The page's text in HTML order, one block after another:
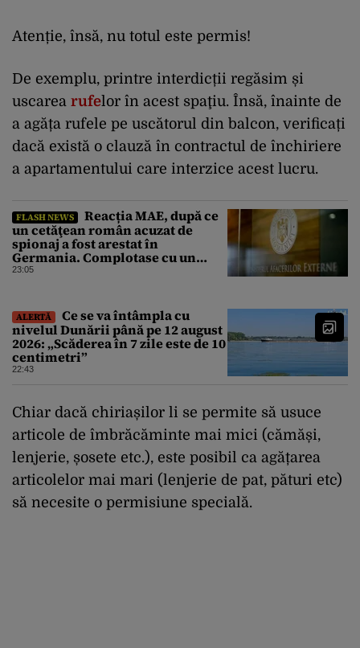
Atenție, însă, nu totul este permis!
De exemplu, printre interdicții regăsim și
uscarea rufelor în acest spaţiu. Însă, înainte de
a agăța rufele pe uscătorul din balcon, verificați
dacă există o clauză în contractul de închiriere
a apartamentului care interzice acest lucru.
FLASH NEWS
Reacția MAE, după ce
un cetăţean român acuzat de
spionaj a fost arestat în
Germania. Complotase cu un
ucrainean ca să asasineze un
23:05
ALERTĂ
Ce se va întâmpla cu
nivelul Dunării până pe 12 august
2026: „Scăderea în 7 zile este de 10
centimetri”
22:43
Chiar dacă chiriașilor li se permite să usuce
articole de îmbrăcăminte mai mici (cămăși,
lenjerie, șosete etc.), este posibil ca agățarea
articolelor mai mari (lenjerie de pat, pături etc)
să necesite o permisiune specială.